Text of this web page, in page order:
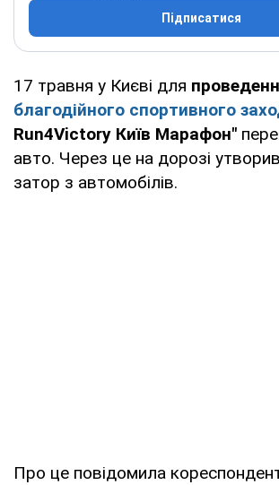
Підписатися
17 травня у Києві для
благодійного спортивного
Run4Victory Київ Марафон"
авто. Через це на дорозі
затор з автомобілів.
Про це повідомила